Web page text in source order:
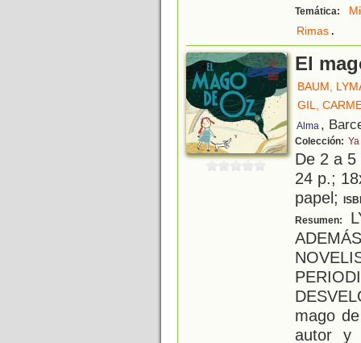
Temática:
Rimas.
El
BAUM,
GIL,
Alma ,
Colección:
De 2 a
24 p.;
papel;
Resumen:
mago
autor y